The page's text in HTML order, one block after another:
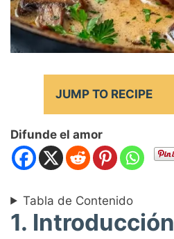
JUMP TO RECIPE
Difunde el amor
Tabla de Contenido
1. Introducción